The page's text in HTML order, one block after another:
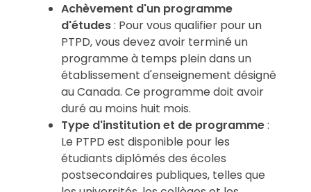
Achèvement d'un programme
d'études: Pour vous qualifier pour un
PTPD, vous devez avoir terminé un
programme à temps plein dans un
établissement d'enseignement désigné
au Canada. Ce programme doit avoir
duré au moins huit mois.
Type d'institution et de programme:
Le PTPD est disponible pour les
étudiants diplômés des écoles
postsecondaires publiques, telles que